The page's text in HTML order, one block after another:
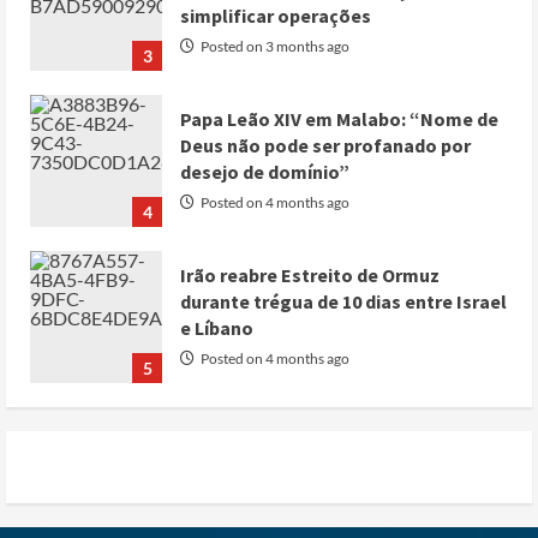
3
simplificar operações
Posted on 3 months ago
4
Papa Leão XIV em Malabo: “Nome de
Deus não pode ser profanado por
desejo de domínio”
Posted on 4 months ago
5
Irão reabre Estreito de Ormuz
durante trégua de 10 dias entre Israel
e Líbano
Posted on 4 months ago
1
Posted on 3 months ago